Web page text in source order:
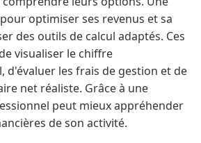
optimiser ses revenus et sa
des outils de calcul adaptés. Ces
visualiser le chiffre
d'évaluer les frais de gestion et de
net réaliste. Grâce à une
peut mieux appréhender
de son activité.